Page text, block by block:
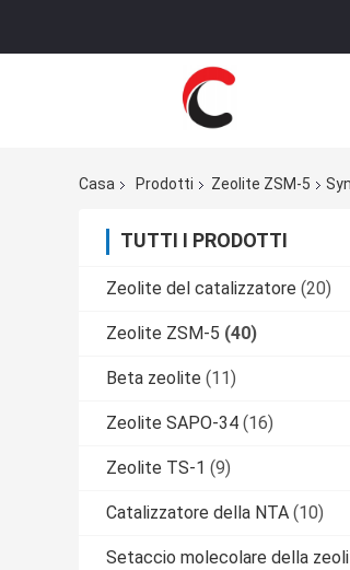
Casa Prodotti Zeolite ZSM-5
TUTTI I PRODOTTI
Zeolite del catalizzatore (20)
Zeolite ZSM-5 (40)
Beta zeolite (11)
Zeolite SAPO-34 (16)
Zeolite TS-1 (9)
Catalizzatore della NTA (10)
Setaccio molecolare della